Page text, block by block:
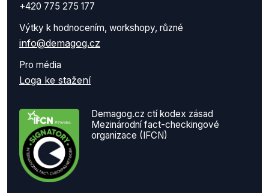
+420 775 275 177
Výtky k hodnocením, workshopy, různé
info@demagog.cz
Pro média
Loga ke stažení
Demagog.cz ctí kodex zásad
Mezinárodní fact-checkingové
organizace (IFCN)